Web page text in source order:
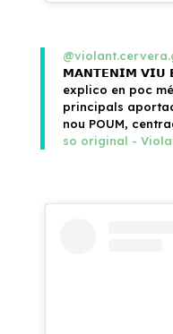
𝗠𝗔𝗡𝗧𝗘𝗡𝗜𝗠 𝗩𝗜𝗨
explico en poc
principals
nou POUM,
so original -